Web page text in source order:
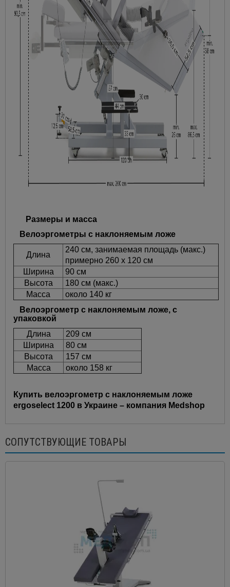
Размеры и масса
Велоэргометры с наклоняемым ложе
Длина
240 см, занимаемая площадь (макс.)
примерно 260 x 120 см
Ширина
90 см
Высота
180 см (макс.)
Масса
около 140 кг
Велоэргометр с наклоняемым ложе, с
упаковкой
Длина
209 см
Ширина
80 см
Высота
157 см
Масса
около 158 кг
Купить велоэргометр с наклоняемым ложе
ergoselect 1200 в Украине – компания Medshop
СОПУТСТВУЮЩИЕ ТОВАРЫ